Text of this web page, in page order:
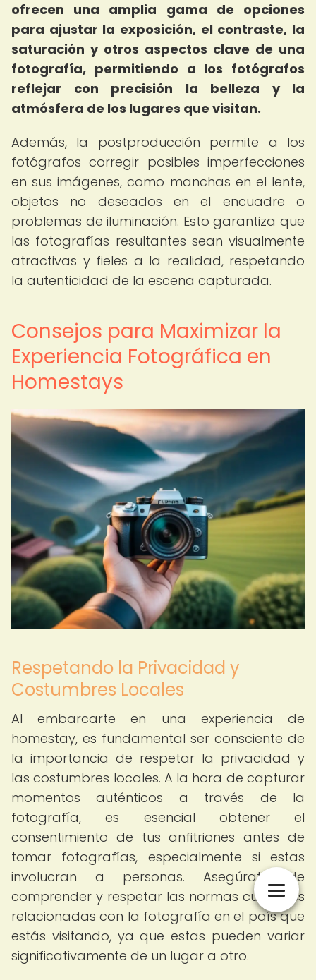
ofrecen una amplia gama de opciones
para ajustar la exposición, el contraste, la
saturación y otros aspectos clave de una
fotografía, permitiendo a los fotógrafos
reflejar con precisión la belleza y la
atmósfera de los lugares que visitan.
Además, la postproducción permite a los
fotógrafos corregir posibles imperfecciones
en sus imágenes, como manchas en el lente,
objetos no deseados en el encuadre o
problemas de iluminación. Esto garantiza que
las fotografías resultantes sean visualmente
atractivas y fieles a la realidad, respetando
la autenticidad de la escena capturada.
Consejos para Maximizar la
Experiencia Fotográfica en
Homestays
Respetando la Privacidad y
Costumbres Locales
Al embarcarte en una experiencia de
homestay, es fundamental ser consciente de
la importancia de respetar la privacidad y
las costumbres locales. A la hora de capturar
momentos auténticos a través de la
fotografía, es esencial obtener el
consentimiento de tus anfitriones antes de
tomar fotografías, especialmente si estas
involucran a personas. Asegúrate de
comprender y respetar las normas culturales
relacionadas con la fotografía en el país que
estás visitando, ya que estas pueden variar
significativamente de un lugar a otro.